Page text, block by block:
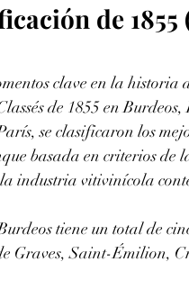
de
clave en la
de 1855 en
se clasificaron los
basada en criterios de
industria vitivinícola
tiene un total de
Graves, Saint-Émilion,